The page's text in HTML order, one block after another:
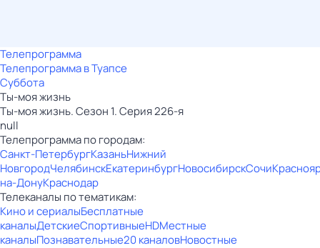
Телепрограмма
Телепрограмма в Туапсе
Суббота
Ты-моя жизнь
Ты-моя жизнь. Сезон 1. Серия 226-я
null
Телепрограмма по городам:
Санкт-ПетербургКазаньНижний
НовгородЧелябинскЕкатеринбургНовосибирскСочи
на-ДонуКраснодар
Телеканалы по тематикам:
Кино и сериалыБесплатные
каналыДетскиеСпортивныеHDМестные
каналыПознавательные20 каналовНовостные